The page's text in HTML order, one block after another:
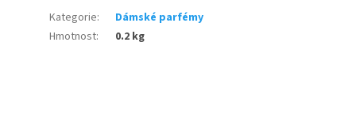
Kategorie:
Dámské parfémy
Hmotnost: 0.2 kg